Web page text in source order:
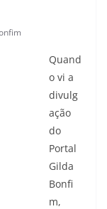
Quand
o vi a
divulg
ação
do
Portal
Gilda
Bonfi
m,